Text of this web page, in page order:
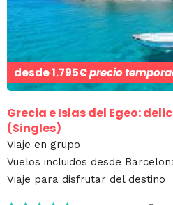
desde1.795€precio
Grecia e Islas del Egeo:
(Singles)
Viaje en grupo
Vuelos incluidos desde
Viaje para disfrutar del destino